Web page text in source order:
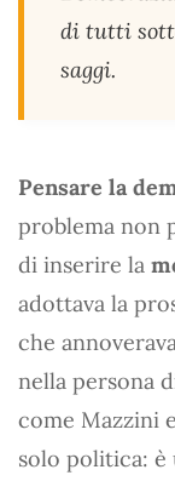
di tutti
saggi.
Pensare la
problema non
di inserire la
adottava la
che
nella persona
come Mazzini
solo politica: è